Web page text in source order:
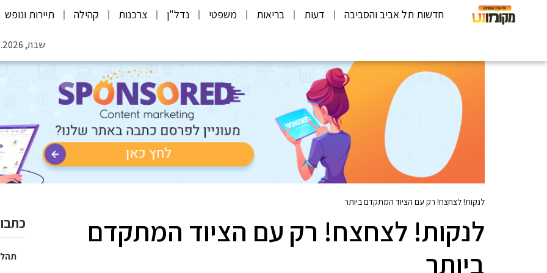
חדשות תל אביב והסביבה דעות בריאות משפטי נדל"ן צרכנות קהילה תיירות ונופש
שבת, 08.08.2026
לנקות! לצחצח! רק עם הציוד המתקדם ביותר
לנקות! לצחצח! רק עם הציוד המתקדם
ביותר